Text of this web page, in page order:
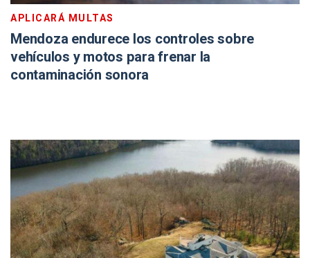
APLICARÁ MULTAS
Mendoza endurece los controles sobre
vehículos y motos para frenar la
contaminación sonora